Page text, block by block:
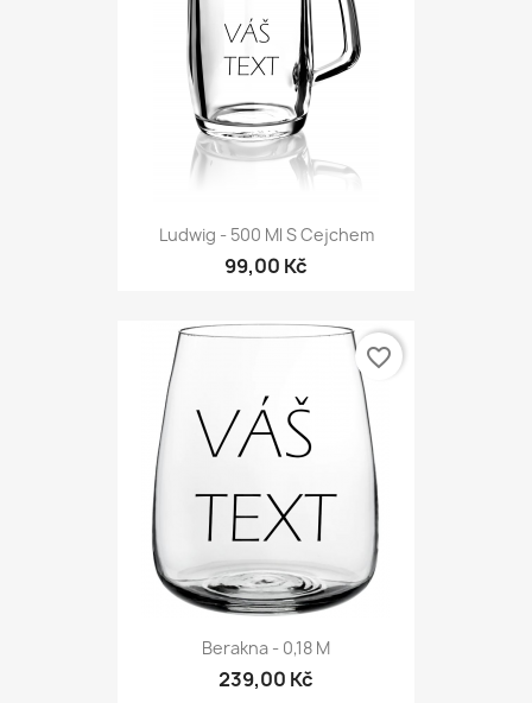
Ludwig - 500 Ml S Cejchem
99,00 Kč
Berakna - 0,18 M
239,00 Kč
favorite_border